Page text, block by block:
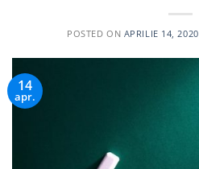
POSTED ON APRILIE 14, 2020
14
apr.